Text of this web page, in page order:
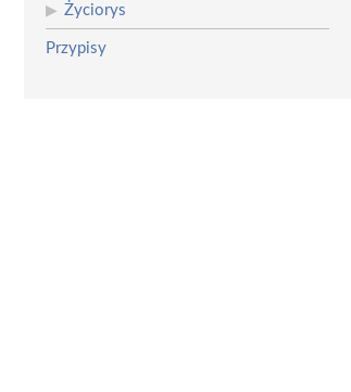
Życiorys
Przypisy